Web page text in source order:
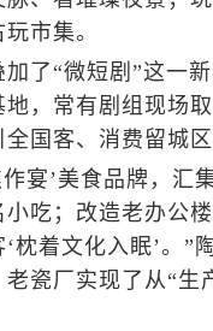
市集。
“微短剧”这一新
，常有剧组现场
国客、消费留城区
’美食品牌，汇
小吃；改造老办公
枕着文化入眠’。”
瓷厂实现了从“生